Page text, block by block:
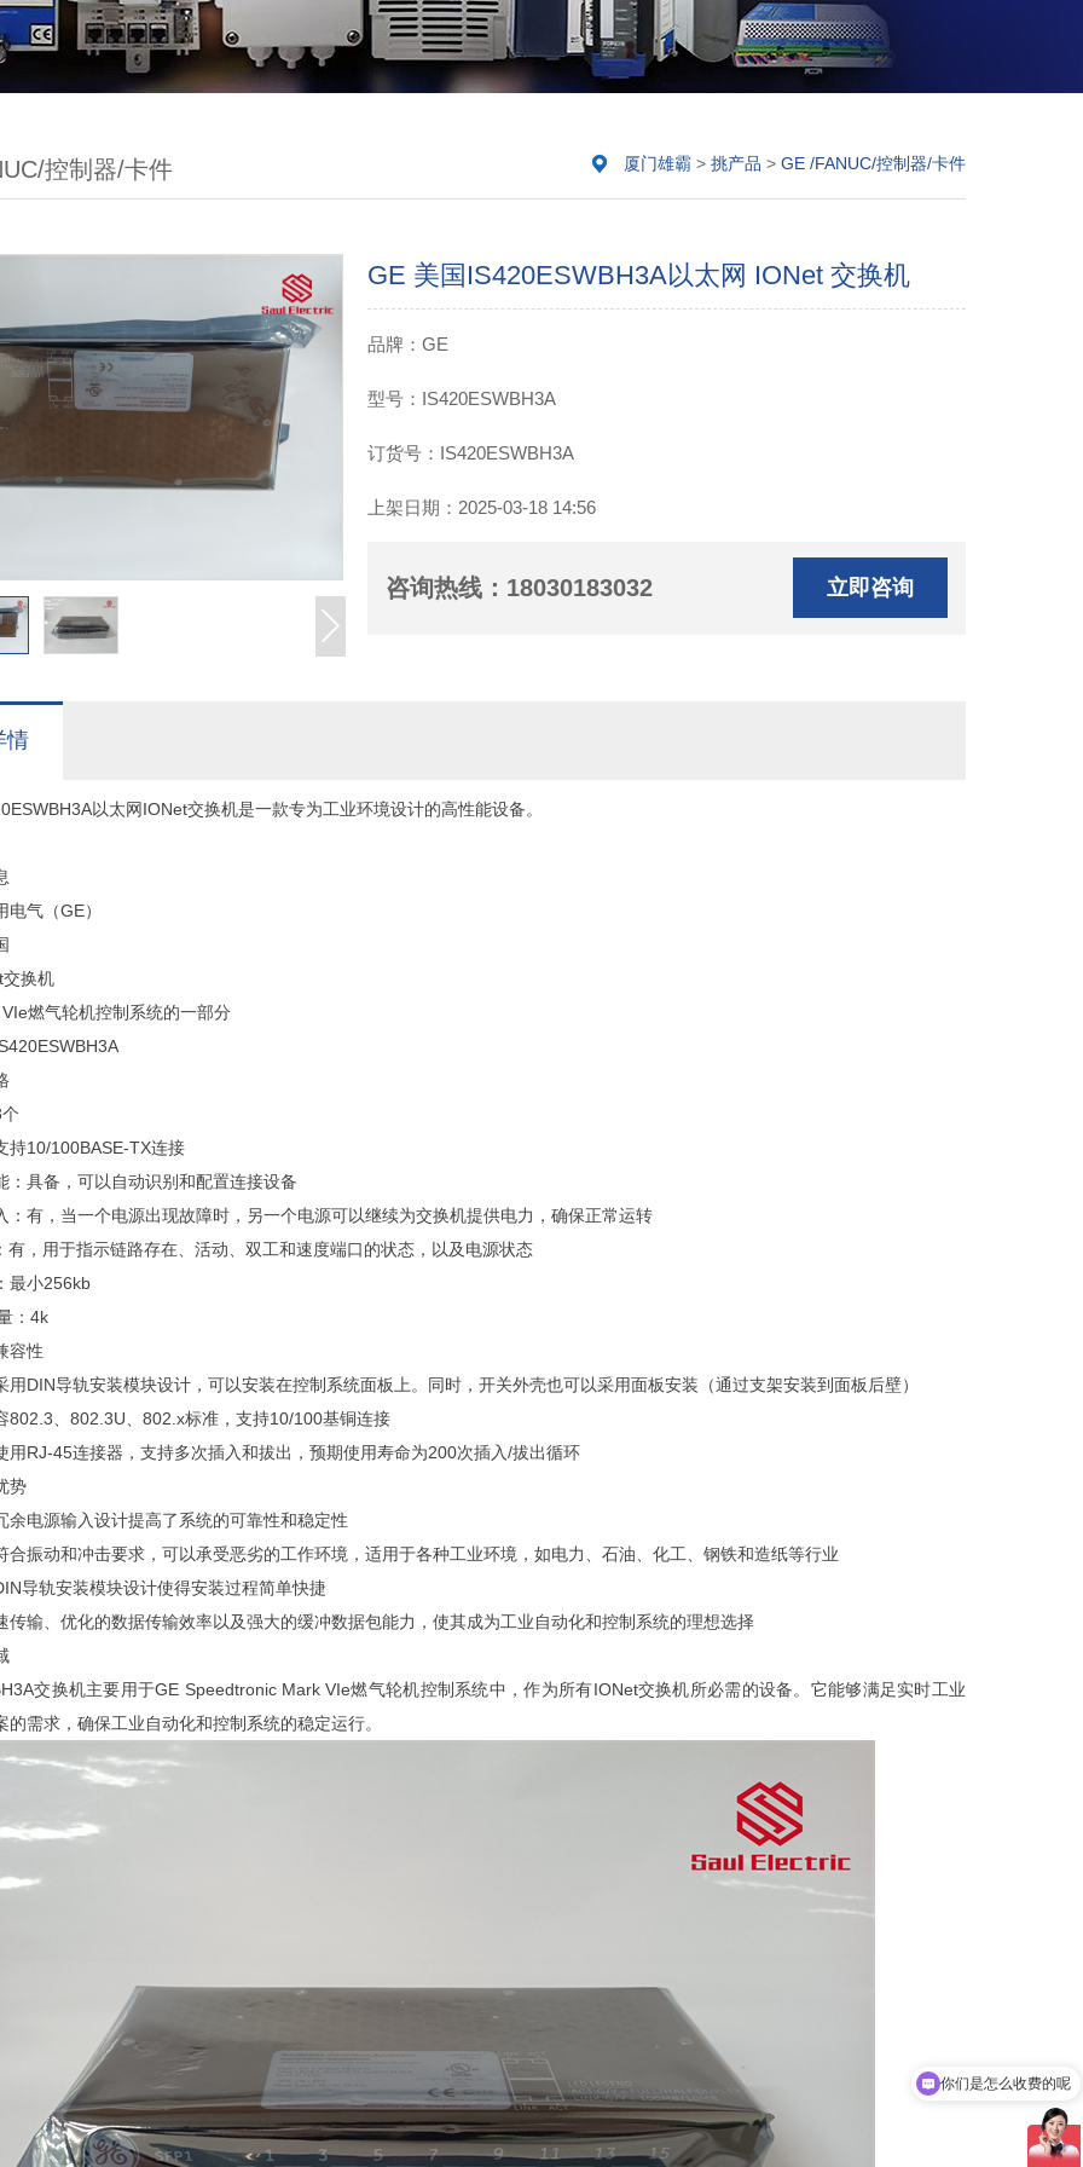
厦门雄霸 > 挑产品 > GE /FANUC/控制器/卡件
控制器/卡件
GE 美国IS420ESWBH3A以太网 IONet 交换机
品牌：GE
型号：IS420ESWBH3A
订货号：IS420ESWBH3A
上架日期：2025-03-18 14:56
咨询热线： 18030183032 立即咨询
情
以太网IONet交换机是一款专为工业环境设计的高性能设备。
气（GE）
换机
燃气轮机控制系统的一部分
持10/100BASE-TX连接
：具备，可以自动识别和配置连接设备
：有，当一个电源出现故障时，另一个电源可以继续为交换机提供电力，确保正常运转
有，用于指示链路存在、活动、双工和速度端口的状态，以及电源状态
最小256kb
：4k
容性
用DIN导轨安装模块设计，可以安装在控制系统面板上。同时，开关外壳也可以采用面板安装（通过支架安装到面板后壁）
802.3、802.3U、802.x标准，支持10/100基铜连接
用RJ-45连接器，支持多次插入和拔出，预期使用寿命为200次插入/拔出循环
势
余电源输入设计提高了系统的可靠性和稳定性
合振动和冲击要求，可以承受恶劣的工作环境，适用于各种工业环境，如电力、石油、化工、钢铁和造纸等行业
导轨安装模块设计使得安装过程简单快捷
传输、优化的数据传输效率以及强大的缓冲数据包能力，使其成为工业自动化和控制系统的理想选择
交换机主要用于GE Speedtronic Mark VIe燃气轮机控制系统中，作为所有IONet交换机所必需的设备。它能够满足实时工业
的需求，确保工业自动化和控制系统的稳定运行。
现在有优惠活动吗